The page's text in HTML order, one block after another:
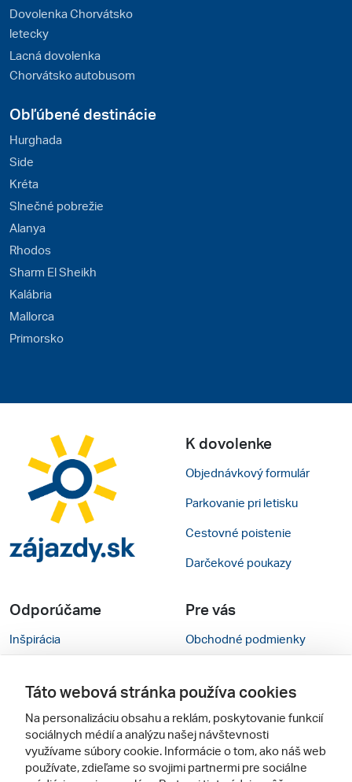
Dovolenka Chorvátsko
letecky
Lacná dovolenka
Chorvátsko autobusom
Obľúbené destinácie
Hurghada
Side
Kréta
Slnečné pobrežie
Alanya
Rhodos
Sharm El Sheikh
Kalábria
Mallorca
Primorsko
K dovolenke
Objednávkový formulár
Parkovanie pri letisku
Cestovné poistenie
Darčekové poukazy
Odporúčame
Inšpirácia
Cestovné kancelárie
Zájezdy.cz
Pre vás
Obchodné podmienky
Nastavenie cookies
Mobilná verzia webu
Sledujte nás
Táto webová stránka používa cookies
Na personalizáciu obsahu a reklám, poskytovanie funkcií
sociálnych médií a analýzu našej návštevnosti
využívame súbory cookie. Informácie o tom, ako náš web
používate, zdieľame so svojimi partnermi pre sociálne